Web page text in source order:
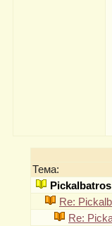
Тема:
Re:
Re: